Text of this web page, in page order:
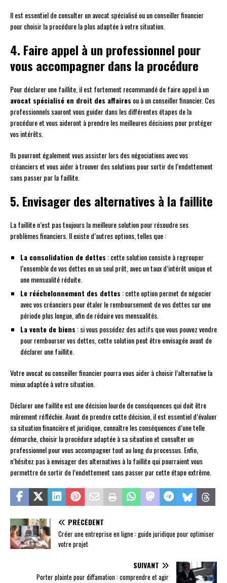
Il est essentiel de consulter un avocat spécialisé ou un conseiller financier
pour choisir la procédure la plus adaptée à votre situation.
4. Faire appel à un professionnel pour
vous accompagner dans la procédure
Pour déclarer une faillite, il est fortement recommandé de faire appel à un
avocat spécialisé en droit des affaires ou à un conseiller financier. Ces
professionnels sauront vous guider dans les différentes étapes de la
procédure et vous aideront à prendre les meilleures décisions pour protéger
vos intérêts.
Ils pourront également vous assister lors des négociations avec vos
créanciers et vous aider à trouver des solutions pour sortir de l’endettement
sans passer par la faillite.
5. Envisager des alternatives à la faillite
La faillite n’est pas toujours la meilleure solution pour résoudre ses
problèmes financiers. Il existe d’autres options, telles que :
La consolidation de dettes : cette solution consiste à regrouper
l’ensemble de vos dettes en un seul prêt, avec un taux d’intérêt unique et
une mensualité réduite.
Le rééchelonnement des dettes : cette option permet de négocier
avec vos créanciers pour étaler le remboursement de vos dettes sur une
période plus longue, afin de réduire vos mensualités.
La vente de biens : si vous possédez des actifs que vous pouvez vendre
pour rembourser vos dettes, cette solution peut être envisagée avant de
déclarer une faillite.
Votre avocat ou conseiller financier pourra vous aider à choisir l’alternative la
mieux adaptée à votre situation.
Déclarer une faillite est une décision lourde de conséquences qui doit être
mûrement réfléchie. Avant de prendre cette décision, il est essentiel d’évaluer
sa situation financière et juridique, connaître les conséquences d’une telle
démarche, choisir la procédure adaptée à sa situation et consulter un
professionnel pour vous accompagner tout au long du processus. Enfin,
n’hésitez pas à envisager des alternatives à la faillite qui pourraient vous
permettre de sortir de l’endettement sans passer par cette étape extrême.
PRÉCÉDENT
Créer une entreprise en ligne : guide juridique pour optimiser
votre projet
SUIVANT
Porter plainte pour diffamation : comprendre et agir